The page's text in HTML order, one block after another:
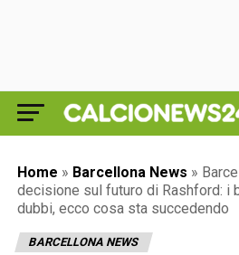
Home » Barcellona News »
decisione sul futuro di Rashford: i
dubbi, ecco cosa sta succedendo
BARCELLONA NEWS